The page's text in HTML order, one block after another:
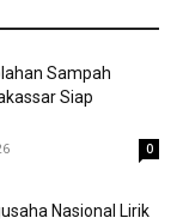
Sampah
Siap
0
Nasional Lirik